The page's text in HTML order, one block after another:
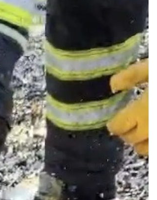
Hatay
Isparta
İstanbul
İzmir
Kastamonu
Kayseri